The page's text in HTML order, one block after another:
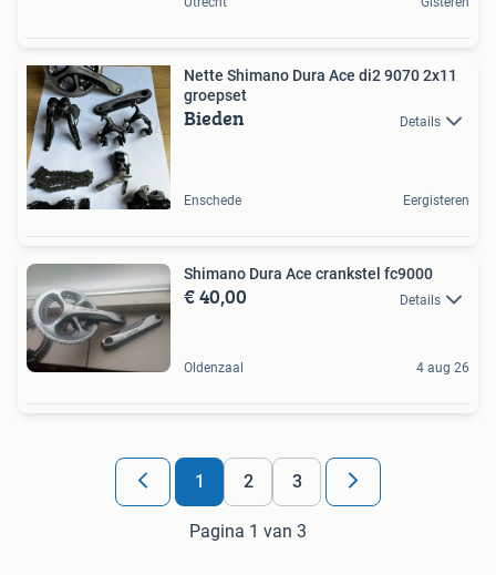
Nette Shimano Dura Ace di2 9070 2x11
groepset
Bieden Details
Enschede Eergisteren
Shimano Dura Ace crankstel fc9000
€ 40,00 Details
Oldenzaal 4 aug 26
1 2 3
Pagina 1 van 3